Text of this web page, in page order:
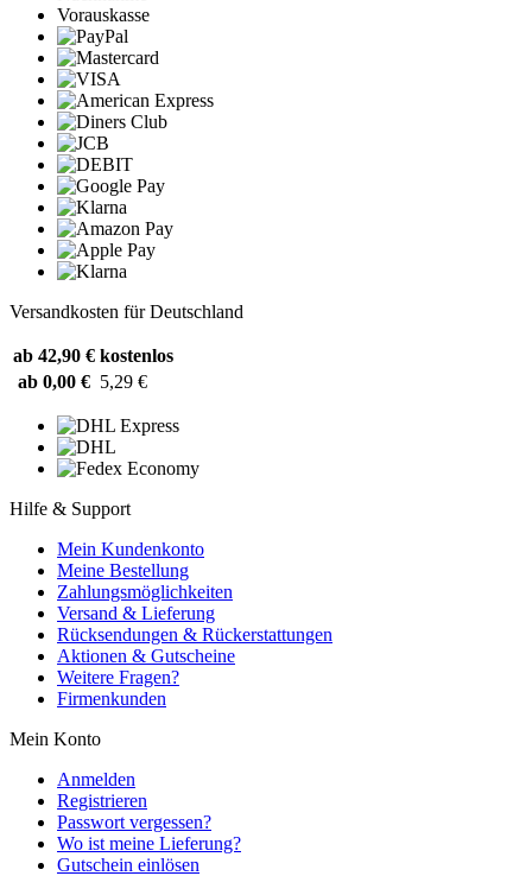
Vorauskasse
Versandkosten für Deutschland
ab 42,90 € kostenlos
ab 0,00 € 5,29 €
Hilfe & Support
Mein Kundenkonto
Meine Bestellung
Zahlungsmöglichkeiten
Versand & Lieferung
Rücksendungen & Rückerstattungen
Aktionen & Gutscheine
Weitere Fragen?
Firmenkunden
Mein Konto
Anmelden
Registrieren
Passwort vergessen?
Wo ist meine Lieferung?
Gutschein einlösen